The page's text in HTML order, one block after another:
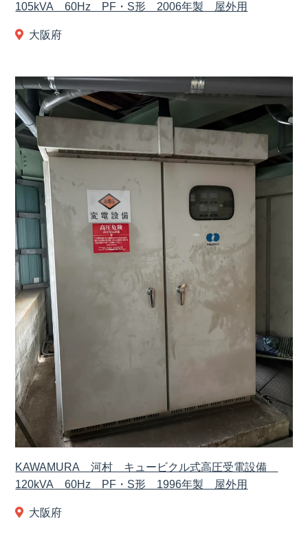
105kVA 60Hz PF・S形 2006年製 屋外用
大阪府
KAWAMURA 河村 キュービクル式高圧受電設備
120kVA 60Hz PF・S形 1996年製 屋外用
大阪府